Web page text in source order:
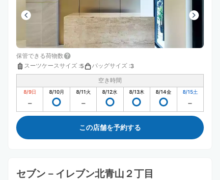
保管できる荷物数
スーツケースサイズ :5 バッグサイズ :3
空き時間
8/9日 8/10月 8/11火 8/12水 8/13木 8/14金 8/15土
この店舗を予約する
セブン－イレブン北青山２丁目